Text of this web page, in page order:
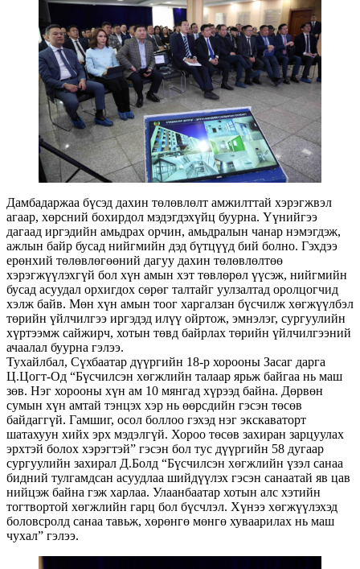
Дамбадаржаа бүсэд дахин төлөвлөлт амжилттай хэрэгжвэл
агаар, хөрсний бохирдол мэдэгдэхүйц буурна. Үүнийгээ
дагаад иргэдийн амьдрах орчин, амьдралын чанар нэмэгдэж,
ажлын байр бусад нийгмийн дэд бүтцүүд бий болно. Гэхдээ
ерөнхий төлөвлөгөөний дагуу дахин төлөвлөлтөө
хэрэгжүүлэхгүй бол хүн амын хэт төвлөрөл үүсэж, нийгмийн
бусад асуудал орхигдох сөрөг талтайг уулзалтад оролцогчид
хэлж байв. Мөн хүн амын тоог харгалзан бүсчилж хөгжүүлбэл
төрийн үйлчилгээ иргэдэд илүү ойртож, эмнэлэг, сургуулийн
хүртээмж сайжирч, хотын төвд байрлах төрийн үйлчилгээний
ачаалал буурна гэлээ.
Тухайлбал, Сүхбаатар дүүргийн 18-р хорооны Засаг дарга
Ц.Цогт-Од “Бүсчилсэн хөгжлийн талаар ярьж байгаа нь маш
зөв. Нэг хорооны хүн ам 10 мянгад хүрээд байна. Дөрвөн
сумын хүн амтай тэнцэх хэр нь өөрсдийн гэсэн төсөв
байдаггүй. Гамшиг, осол боллоо гэхэд нэг экскаваторт
шатахуун хийх эрх мэдэлгүй. Хороо төсөв захиран зарцуулах
эрхтэй болох хэрэгтэй” гэсэн бол тус дүүргийн 58 дугаар
сургуулийн захирал Д.Болд “Бүсчилсэн хөгжлийн үзэл санаа
бидний тулгамдсан асуудлаа шийдүүлэх гэсэн санаатай яв цав
нийцэж байна гэж харлаа. Улаанбаатар хотын алс хэтийн
тогтвортой хөгжлийн гарц бол бүсчлэл. Хүнээ хөгжүүлэхэд
боловсролд санаа тавьж, хөрөнгө мөнгө хуваарилах нь маш
чухал” гэлээ.